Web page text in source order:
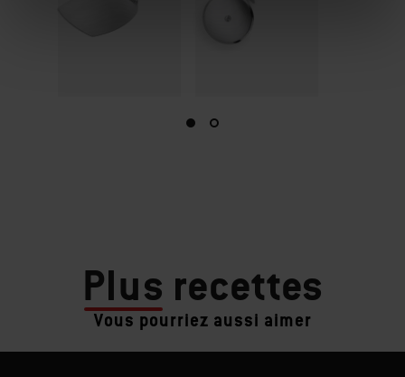
Plus recettes
Vous pourriez aussi aimer